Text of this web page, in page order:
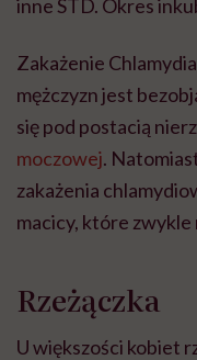
inne STD. Okres
Zakażenie
mężczyzn jest
się pod postacią
moczowej.
zakażenia
macicy, które
Rzeżączka
U większości kobiet